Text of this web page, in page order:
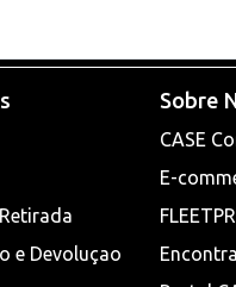
e Devoluçao
Sobre
CASE
E-